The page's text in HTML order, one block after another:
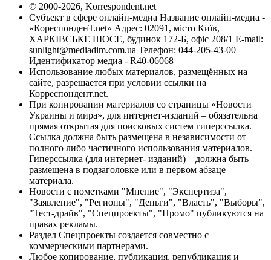
© 2000-2026, Korrespondent.net
Субъект в сфере онлайн-медиа Название онлайн-медиа -
«КореспонденТ.net» Адрес: 02091, місто Київ,
ХАРКІВСЬКЕ ШОСЕ, будинок 172-Б, офіс 208/1 E-mail:
sunlight@mediadim.com.ua Телефон: 044-205-43-00
Идентификатор медиа - R40-06068
Использование любых материалов, размещённых на
сайте, разрешается при условии ссылки на
Корреспондент.net.
При копировании материалов со страницы «Новости
Украины и мира», для интернет-изданий – обязательна
прямая открытая для поисковых систем гиперссылка.
Ссылка должна быть размещена в независимости от
полного либо частичного использования материалов.
Гиперссылка (для интернет- изданий) – должна быть
размещена в подзаголовке или в первом абзаце
материала.
Новости с пометками "Мнение", "Экспертиза",
"Заявление", "Регионы", "Деньги", "Власть", "Выборы",
"Тест-драйв", "Спецпроекты", "Промо" публикуются на
правах рекламы.
Раздел Спецпроекты создается совместно с
коммерческими партнерами.
Любое копирование, публикация, републикация и